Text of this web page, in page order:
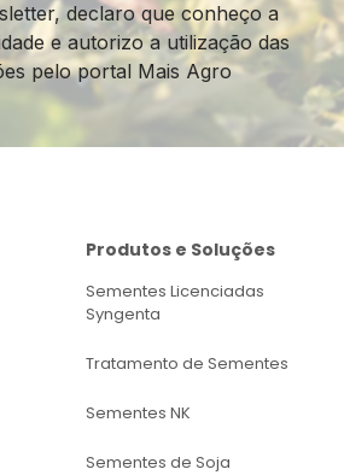
declaro que conheço a
e autorizo a utilização das
pelo portal Mais Agro
Produtos e Soluções
Sementes Licenciadas
Syngenta
Tratamento de Sementes
Sementes NK
Sementes de Soja